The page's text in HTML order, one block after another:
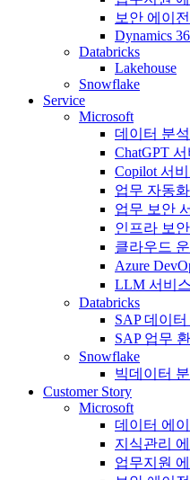
보안 에이
Dynamics
Databricks
Lakehouse
Snowflake
Service
Microsoft
데이터 분
ChatGPT
Copilot 서
업무 자동
업무 보안
인프라 보
클라우드
Azure
LLM 서비스
Databricks
SAP 데이
SAP 업무
Snowflake
빅데이터
Customer Story
Microsoft
데이터 에
지식관리
업무지원